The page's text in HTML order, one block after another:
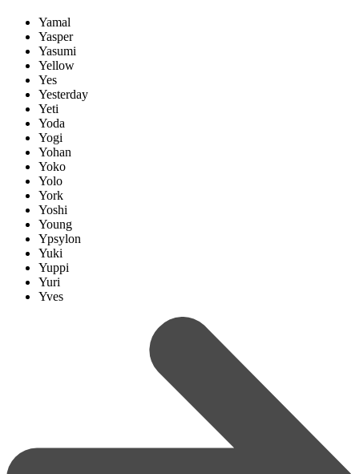
Yamal
Yasper
Yasumi
Yellow
Yes
Yesterday
Yeti
Yoda
Yogi
Yohan
Yoko
Yolo
York
Yoshi
Young
Ypsylon
Yuki
Yuppi
Yuri
Yves